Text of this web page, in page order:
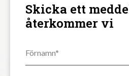
Skicka ett
återkommer vi